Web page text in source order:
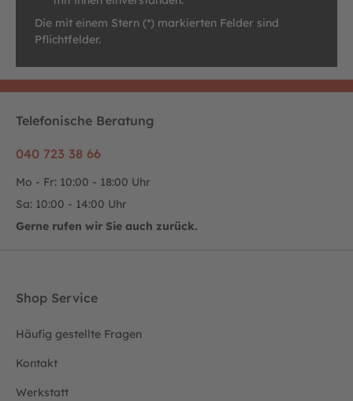
Die mit einem Stern (*) markierten Felder sind
Pflichtfelder.
Telefonische Beratung
040 723 38 66
Mo - Fr: 10:00 - 18:00 Uhr
Sa: 10:00 - 14:00 Uhr
Gerne rufen wir Sie auch zurück.
Shop Service
Häufig gestellte Fragen
Kontakt
Werkstatt